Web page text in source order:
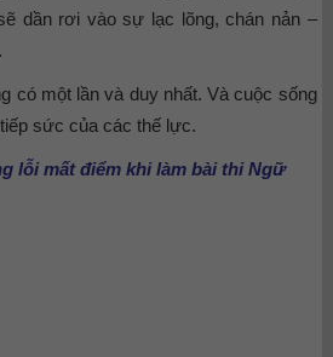
dần rơi vào sự lạc lõng, chán nản –
có một lần và duy nhất. Và cuộc sống
sức của các thế lực.
lỗi mất điểm khi làm bài thi Ngữ